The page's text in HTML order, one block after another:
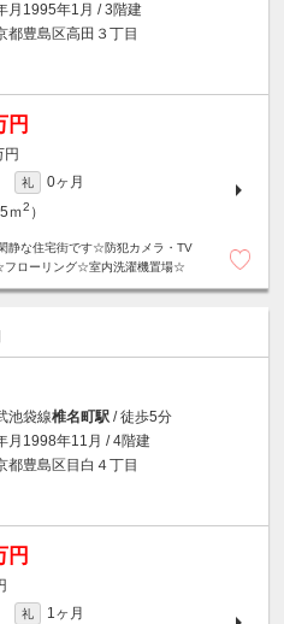
月1995年1月 / 3階建
都豊島区高田３丁目
円
円
礼
0ヶ月
ｍ2 ）
静な住宅街です☆防犯カメラ・TV
ローリング☆室内洗濯機置場☆
池袋線椎名町駅 / 徒歩5分
月1998年11月 / 4階建
都豊島区目白４丁目
円
礼
1ヶ月